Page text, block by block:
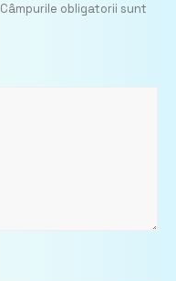
Câmpurile obligatorii sunt